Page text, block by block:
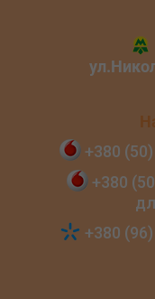
+380
+380
+380 (96)